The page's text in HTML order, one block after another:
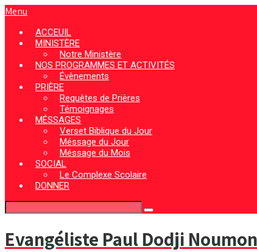
Menu
ACCEUIL
MINISTÈRE
Notre Ministère
NOS PROGRAMMES ET ACTIVITÉS
Évènements
PRIÈRE
Requêtes de Prières
Témoignages
MÉSSAGES
Verset Biblique du Jour
Méssage du Jour
Méssage du Mois
SOCIAL
Le Complexe Scolaire
DONNER
Evangéliste Paul Dodji